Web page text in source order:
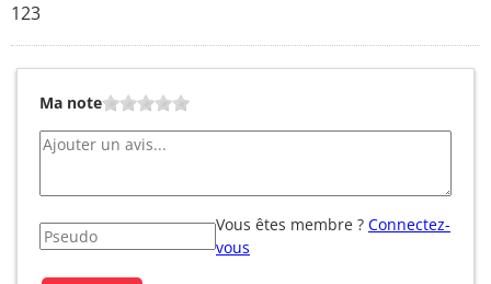
123
Ma note
Vous êtes membre ? Connectez-
vous